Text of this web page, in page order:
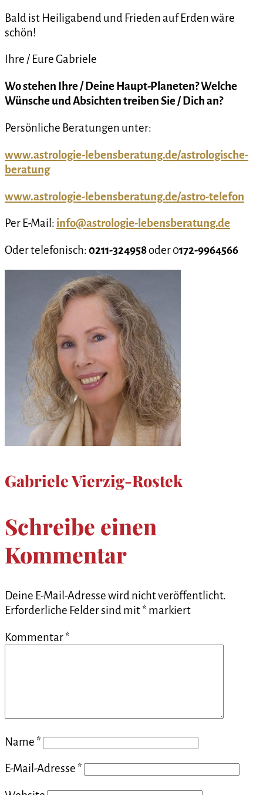
Bald ist Heiligabend und Frieden auf Erden wäre
schön!
Ihre / Eure Gabriele
Wo stehen Ihre / Deine Haupt-Planeten? Welche
Wünsche und Absichten treiben Sie / Dich an?
Persönliche Beratungen unter:
www.astrologie-lebensberatung.de/astrologische-
beratung
www.astrologie-lebensberatung.de/astro-telefon
Per E-Mail: info@astrologie-lebensberatung.de
Oder telefonisch:0211-324958oder 0172-9964566
Gabriele Vierzig-Rostek
Schreibe einen
Kommentar
Deine E-Mail-Adresse wird nicht veröffentlicht.
Erforderliche Felder sind mit* markiert
Kommentar*
Name*
E-Mail-Adresse*